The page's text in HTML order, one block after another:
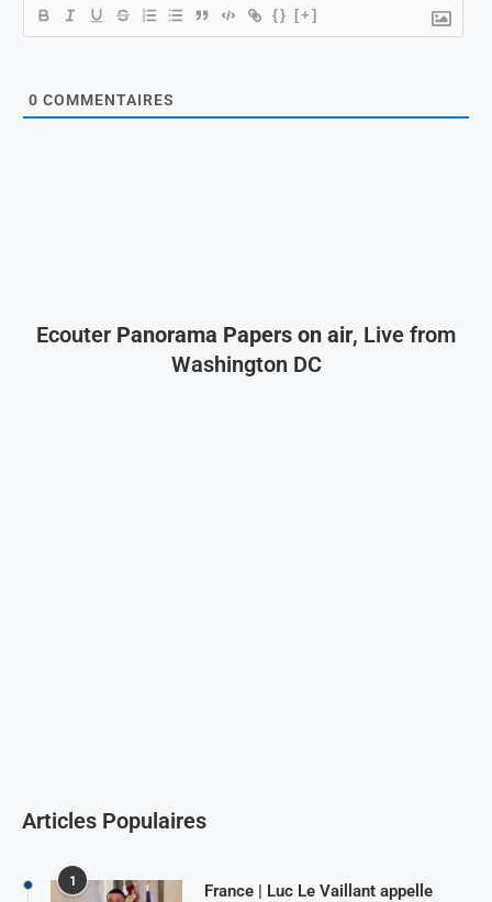
{} [+]
0 COMMENTAIRES
Ecouter Panorama Papers on air, Live from
Washington DC
Articles Populaires
1 France | Luc Le Vaillant appelle